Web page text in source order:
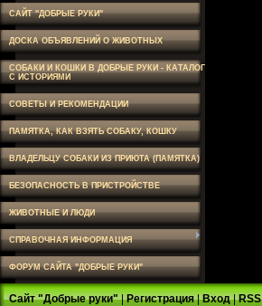
САЙТ "ДОБРЫЕ РУКИ"
ДОСКА ОБЪЯВЛЕНИЙ О ЖИВОТНЫХ
СОБАКИ И КОШКИ В ДОБРЫЕ РУКИ - КАТАЛОГ
С ИСТОРИЯМИ
СОВЕТЫ И РЕКОМЕНДАЦИИ
ПАМЯТКА, КАК ВЗЯТЬ СОБАКУ, КОШКУ
ВЛАДЕЛЬЦУ СОБАКИ ИЗ ПРИЮТА (ПАМЯТКА)
БЕЗОПАСНОСТЬ В ПРИСТРОЙСТВЕ
ЖИВОТНЫЕ И ЛЮДИ
СПРАВОЧНАЯ ИНФОРМАЦИЯ
ФОРУМ САЙТА "ДОБРЫЕ РУКИ"
Сайт "Добрые руки"|Регистрация|Вход|RSS